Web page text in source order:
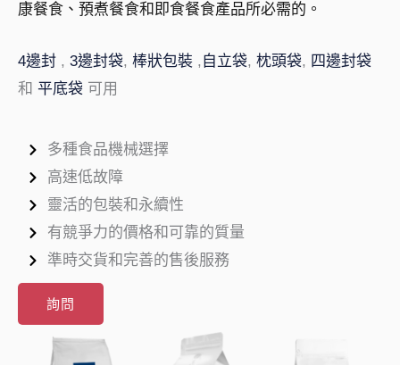
康餐食、預煮餐食和即食餐食產品所必需的。
4邊封 , 3邊封袋, 棒狀包裝 , 自立袋, 枕頭袋, 四邊封袋
和 平底袋 可用
多種食品機械選擇
高速低故障
靈活的包裝和永續性
有競爭力的價格和可靠的質量
準時交貨和完善的售後服務
詢問